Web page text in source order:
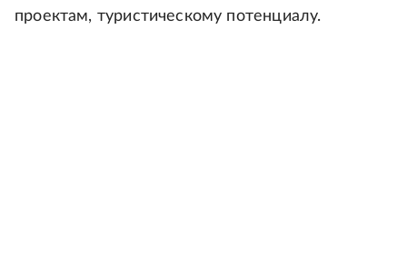
проектам, туристическому потенциалу.